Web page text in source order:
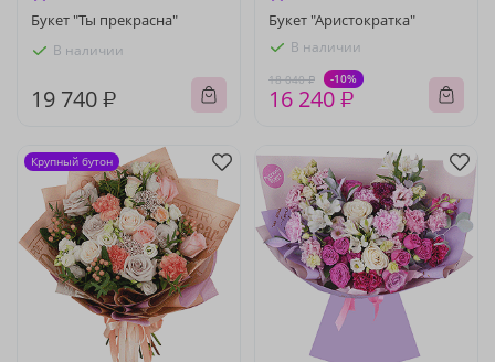
Букет "Ты прекрасна"
В наличии
19 740 ₽
Букет "Аристократка"
В наличии
18 040 ₽ -10%
16 240 ₽
Крупный бутон